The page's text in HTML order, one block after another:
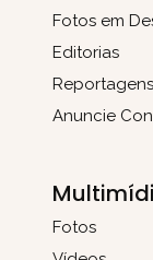
Fotos em
Editorias
Reportagens
Anuncie
Fotos